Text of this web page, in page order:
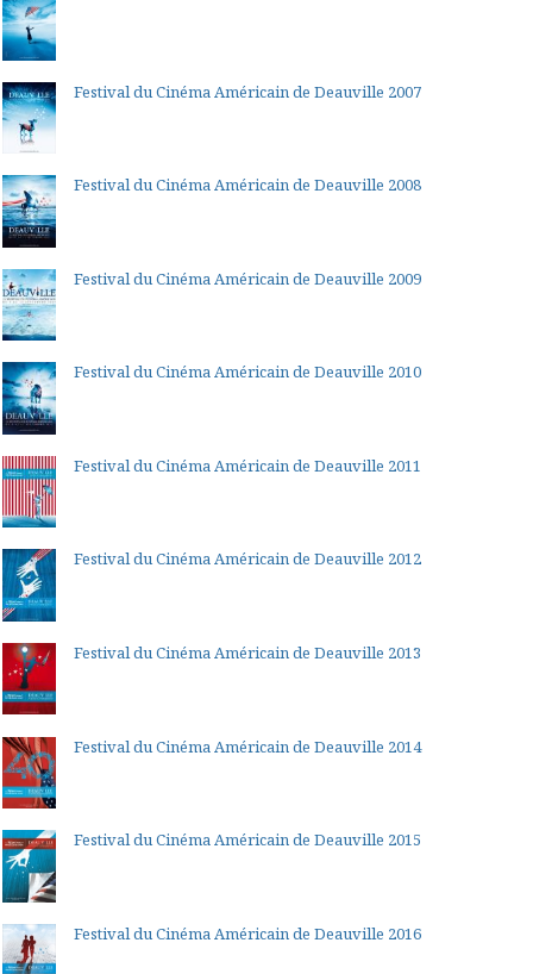
Festival du Cinéma Américain de Deauville 2007
Festival du Cinéma Américain de Deauville 2008
Festival du Cinéma Américain de Deauville 2009
Festival du Cinéma Américain de Deauville 2010
Festival du Cinéma Américain de Deauville 2011
Festival du Cinéma Américain de Deauville 2012
Festival du Cinéma Américain de Deauville 2013
Festival du Cinéma Américain de Deauville 2014
Festival du Cinéma Américain de Deauville 2015
Festival du Cinéma Américain de Deauville 2016